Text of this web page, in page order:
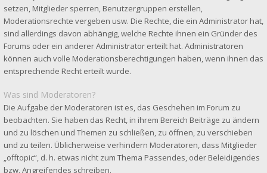
setzen, Mitglieder sperren, Benutzergruppen erstellen,
Moderationsrechte vergeben usw. Die Rechte, die ein Administrator hat,
sind allerdings davon abhängig, welche Rechte ihnen ein Gründer des
Forums oder ein anderer Administrator erteilt hat. Administratoren
können auch volle Moderationsberechtigungen haben, wenn ihnen das
entsprechende Recht erteilt wurde.
Was sind Moderatoren?
Die Aufgabe der Moderatoren ist es, das Geschehen im Forum zu
beobachten. Sie haben das Recht, in ihrem Bereich Beiträge zu ändern
und zu löschen und Themen zu schließen, zu öffnen, zu verschieben
und zu teilen. Üblicherweise verhindern Moderatoren, dass Mitglieder
„offtopic“, d. h. etwas nicht zum Thema Passendes, oder Beleidigendes
bzw. Angreifendes schreiben.